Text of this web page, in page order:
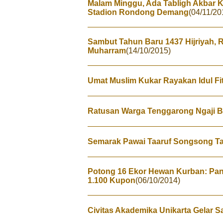
Malam Minggu, Ada Tabligh Akbar
Stadion Rondong Demang(04/11/
Sambut Tahun Baru 1437 Hijriyah,
Muharram(14/10/2015)
Umat Muslim Kukar Rayakan Idul
Ratusan Warga Tenggarong Ngaji
Semarak Pawai Taaruf Songsong
Potong 16 Ekor Hewan Kurban:
1.100 Kupon(06/10/2014)
Civitas Akademika Unikarta Gelar